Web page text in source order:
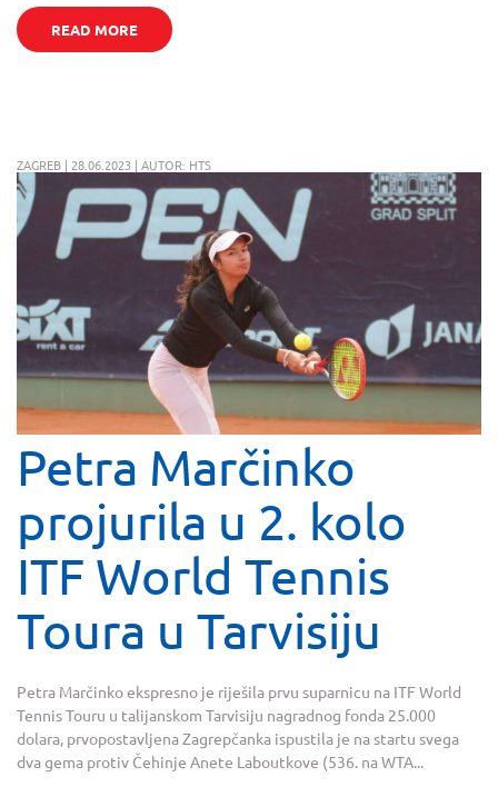
READ MORE
ZAGREB | 28.06.2023 | AUTOR: HTS
Petra Marčinko
projurila u 2. kolo
ITF World Tennis
Toura u Tarvisiju
Petra Marčinko ekspresno je riješila prvu suparnicu na ITF World
Tennis Touru u talijanskom Tarvisiju nagradnog fonda 25.000
dolara, prvopostavljena Zagrepčanka ispustila je na startu svega
dva gema protiv Čehinje Anete Laboutkove (536. na WTA...